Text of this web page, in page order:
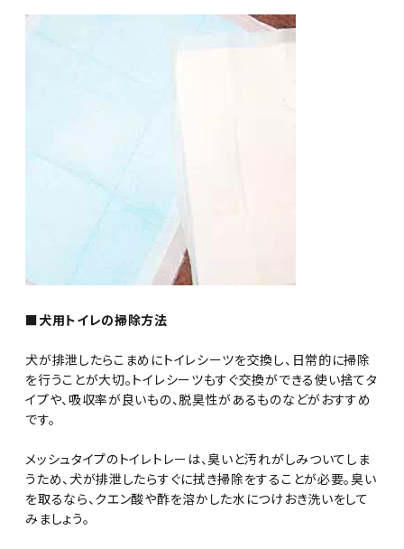
■犬用トイレの掃除方法
犬が排泄したらこまめにトイレシーツを交換し、日常的に掃除
を行うことが大切。トイレシーツもすぐ交換ができる使い捨てタ
イプや、吸収率が良いもの、脱臭性があるものなどがおすすめ
です。
メッシュタイプのトイレトレーは、臭いと汚れがしみついてしま
うため、犬が排泄したらすぐに拭き掃除をすることが必要。臭い
を取るなら、クエン酸や酢を溶かした水につけおき洗いをして
みましょう。